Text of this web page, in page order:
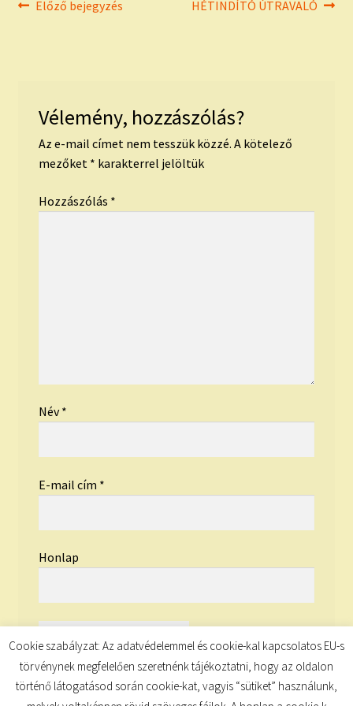
Bejegyzés
Previous
Előző bejegyzés
Next
HÉTINDÍTÓ ÚTRAVALÓ
Vélemény, hozzászólás?
Az e-mail címet nem tesszük közzé. A kötelező
mezőket * karakterrel jelöltük
Hozzászólás *
Név*
E-mail cím *
Honlap
Cookie szabályzat: Az adatvédelemmel és cookie-kal kapcsolatos EU-s
törvénynek megfelelően szeretnénk tájékoztatni, hogy az oldalon
történő látogatásod során cookie-kat, vagyis “sütiket” használunk,